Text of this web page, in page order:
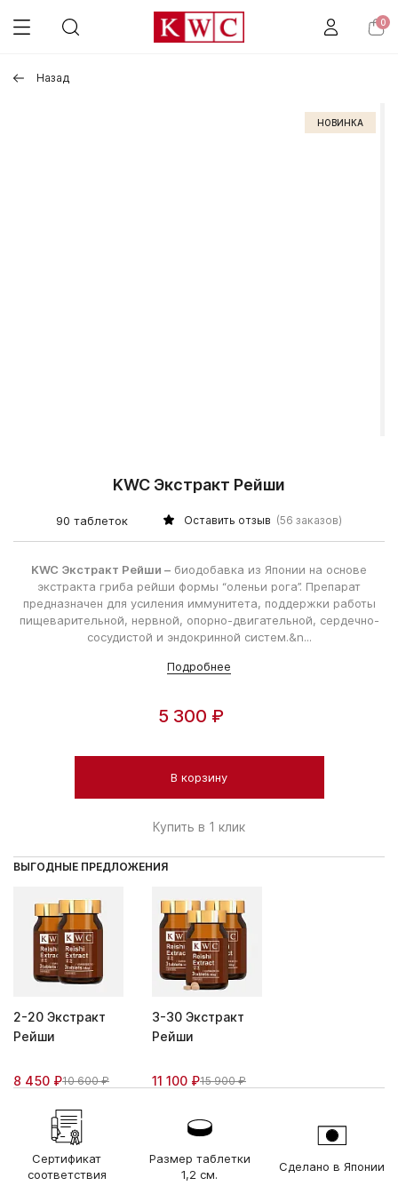
0
Назад
НОВИНКА
KWC Экстракт Рейши
90 таблеток Оставить отзыв (56 заказов)
KWC Экстракт Рейши – биодобавка из Японии на основе
экстракта гриба рейши формы “оленьи рога”. Препарат
предназначен для усиления иммунитета, поддержки работы
пищеварительной, нервной, опорно-двигательной, сердечно-
сосудистой и эндокринной систем.&n...
Подробнее
5 300 ₽
В корзину
Купить в 1 клик
ВЫГОДНЫЕ ПРЕДЛОЖЕНИЯ
2-20 Экстракт
Рейши
8 450 ₽10 600 ₽
3-30 Экстракт
Рейши
11 100 ₽15 900 ₽
Сертификат
соответствия
Размер таблетки
1,2 см.
Сделано в Японии